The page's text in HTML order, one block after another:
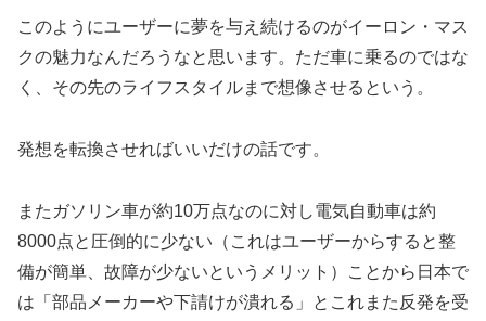
このようにユーザーに夢を与え続けるのがイーロン・マス
クの魅力なんだろうなと思います。ただ車に乗るのではな
く、その先のライフスタイルまで想像させるという。
発想を転換させればいいだけの話です。
またガソリン車が約10万点なのに対し電気自動車は約
8000点と圧倒的に少ない（これはユーザーからすると整
備が簡単、故障が少ないというメリット）ことから日本で
は「部品メーカーや下請けが潰れる」とこれまた反発を受